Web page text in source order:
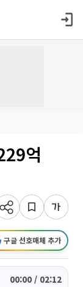
억
구글 선호매체 추가
00:00 / 02:12